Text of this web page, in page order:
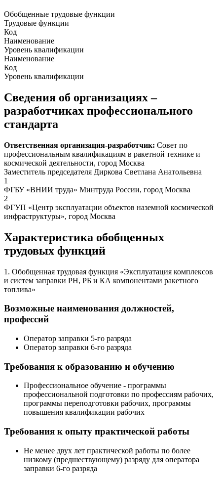
Обобщенные трудовые функции
Трудовые функции
Код
Наименование
Уровень квалификации
Наименование
Код
Уровень квалификации
Сведения об организациях –
разработчиках профессионального
стандарта
Ответственная организация-разработчик: Совет по
профессиональным квалификациям в ракетной технике и
космической деятельности, город Москва
Заместитель председателя Диркова Светлана Анатольевна
1
ФГБУ «ВНИИ труда» Минтруда России, город Москва
2
ФГУП «Центр эксплуатации объектов наземной космической
инфраструктуры», город Москва
Характеристика обобщенных
трудовых функций
1. Обобщенная трудовая функция «Эксплуатация комплексов
и систем заправки РН, РБ и КА компонентами ракетного
топлива»
Возможные наименования должностей,
профессий
Оператор заправки 5-го разряда
Оператор заправки 6-го разряда
Требования к образованию и обучению
Профессиональное обучение - программы
профессиональной подготовки по профессиям рабочих,
программы переподготовки рабочих, программы
повышения квалификации рабочих
Требования к опыту практической работы
Не менее двух лет практической работы по более
низкому (предшествующему) разряду для оператора
заправки 6-го разряда